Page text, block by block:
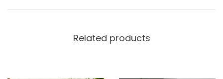
Related products